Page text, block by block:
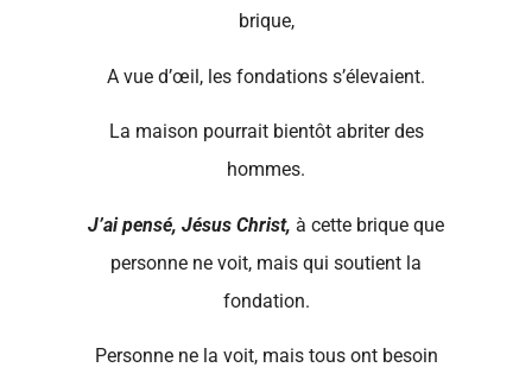
brique,
A vue d’œil, les fondations s’élevaient.
La maison pourrait bientôt abriter des
hommes.
J’ai pensé, Jésus Christ, à cette brique que
personne ne voit, mais qui soutient la
fondation.
Personne ne la voit, mais tous ont besoin